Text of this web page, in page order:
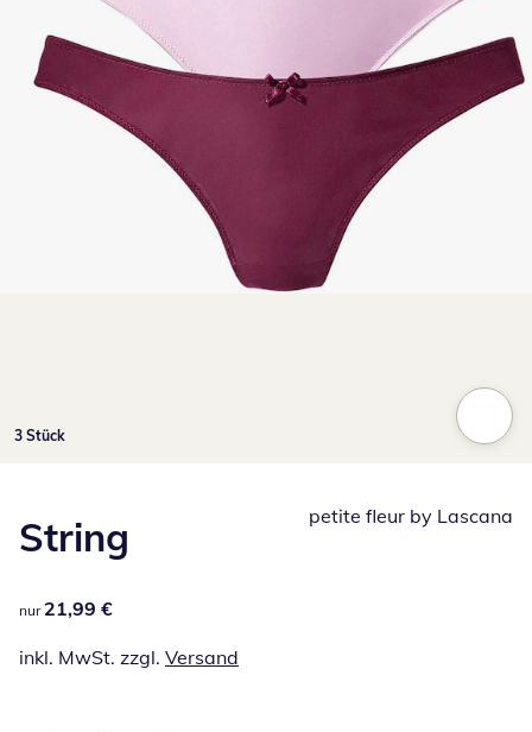
3 Stück
String
21,99 €
nur 21,99 €
inkl. MwSt. zzgl. Versand
petite fleur by Lascana